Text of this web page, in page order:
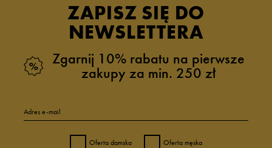
ZAPISZ SIĘ DO
NEWSLETTERA
Zgarnij 10% rabatu na pierwsze
zakupy za min. 250 zł
Adres e-mail
Oferta damska Oferta męska